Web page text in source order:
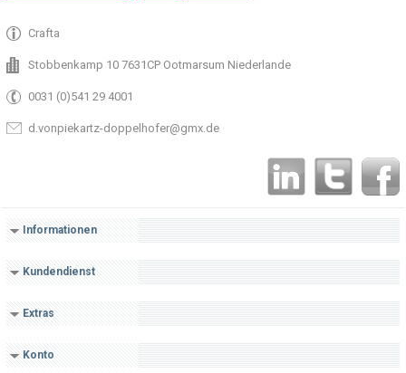
Crafta
Stobbenkamp 10 7631CP Ootmarsum Niederlande
0031 (0)541 29 4001
d.vonpiekartz-doppelhofer@gmx.de
Informationen
Kundendienst
Extras
Konto